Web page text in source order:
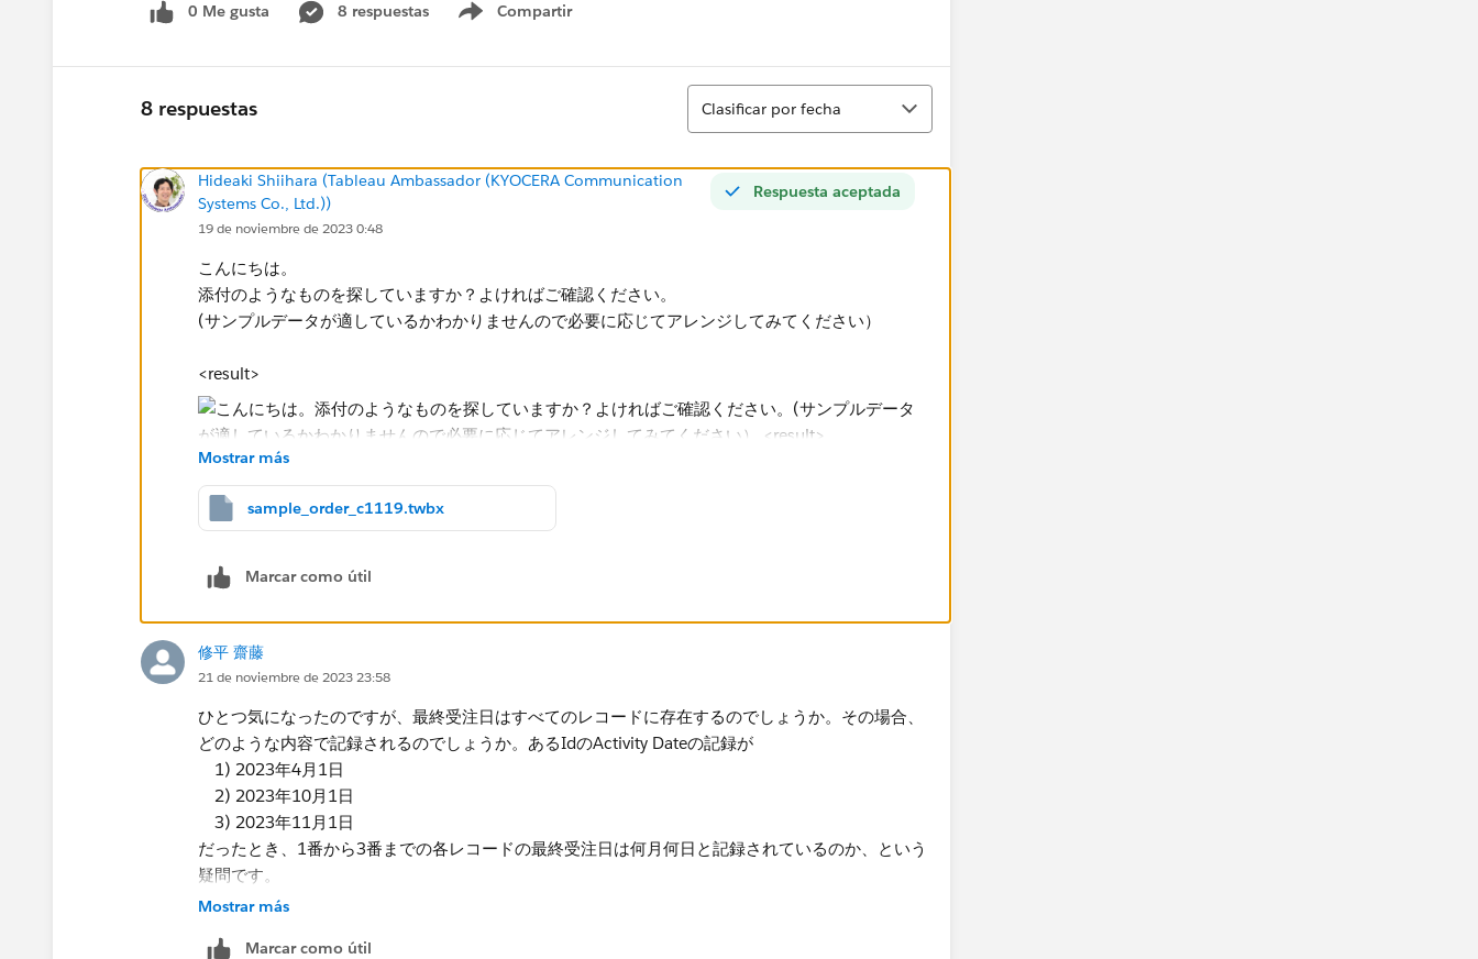
表示されている数値を新規とカウントして、合計を出しています。​
0 Me gusta 8 respuestas Compartir
Show menu
8 respuestas
Ordenar
Clasificar por fecha
Respuesta aceptada
Hideaki Shiihara (Tableau Ambassador (KYOCERA Communication
Systems Co., Ltd.))
19 de noviembre de 2023 0:48
こんにちは。
添付のようなものを探していますか？よければご確認ください。
(サンプルデータが適しているかわかりませんので必要に応じてアレンジしてみてください）
<result>
<calc>
①order id(month) : 月毎にレコードあればIDを個別カウントしその月のorderを確認。
(①の数え方はデータの構造によるのであくまでサンプルとしてみてください。実際のデータに合
②Window関数利用。
1つ目の条件では、当月から11か月前までの①合計が1なら新規の判定、
２つ目条件では、当月から11か月前までの①合計が1より大きいなら新規ではない判定、
３つ目条件では、frad(LOD関数で初回販売月を計算)とActivityDateの月換算したものを比較し一致
したら新規の判定、
それ以外は新規ではない判定、としています。
<補足：初回販売月の計算>
Mostrar más
sample_order_c1119.twbx
Marcar como útil
修平 齋藤
21 de noviembre de 2023 23:58
ひとつ気になったのですが、最終受注日はすべてのレコードに存在するのでしょうか。その場合、
どのような内容で記録されるのでしょうか。あるIdのActivity Dateの記録が
1) 2023年4月1日
2) 2023年10月1日
3) 2023年11月1日
だったとき、1番から3番までの各レコードの最終受注日は何月何日と記録されているのか、という
疑問です。
Mostrar más
Marcar como útil